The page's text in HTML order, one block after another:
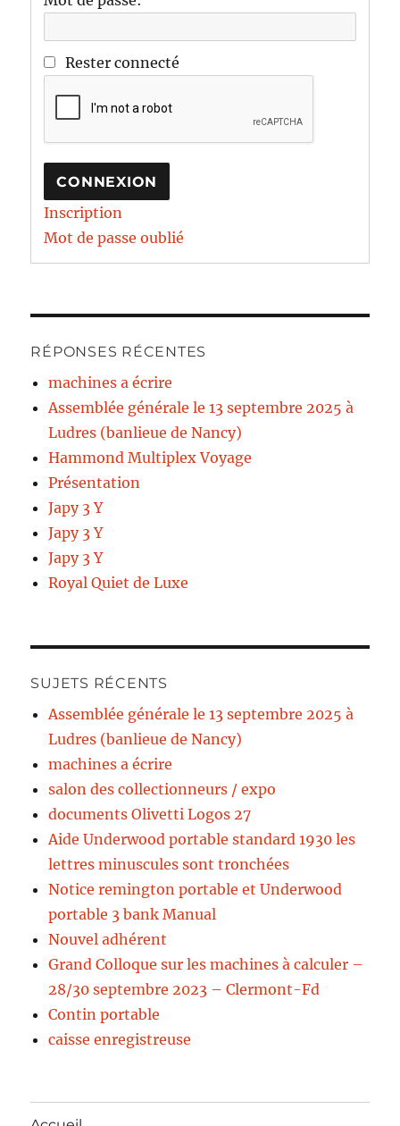
Rester connecté
CONNEXION
Inscription
Mot de passe oublié
RÉPONSES RÉCENTES
machines a écrire
Assemblée générale le 13 septembre 2025 à
Ludres (banlieue de Nancy)
Hammond Multiplex Voyage
Présentation
Japy 3 Y
Japy 3 Y
Japy 3 Y
Royal Quiet de Luxe
SUJETS RÉCENTS
Assemblée générale le 13 septembre 2025 à
Ludres (banlieue de Nancy)
machines a écrire
salon des collectionneurs / expo
documents Olivetti Logos 27
Aide Underwood portable standard 1930 les
lettres minuscules sont tronchées
Notice remington portable et Underwood
portable 3 bank Manual
Nouvel adhérent
Grand Colloque sur les machines à calculer –
28/30 septembre 2023 – Clermont-Fd
Contin portable
caisse enregistreuse